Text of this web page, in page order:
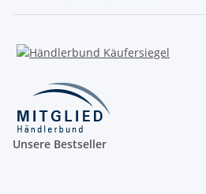
Unsere Bestseller